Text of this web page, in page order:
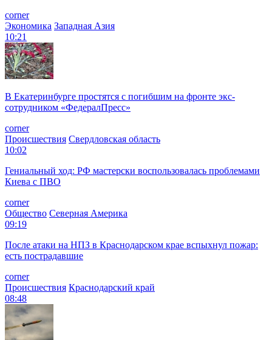
corner
Экономика Западная Азия
10:21
В Екатеринбурге простятся с погибшим на фронте экс-
сотрудником «ФедералПресс»
corner
Происшествия Свердловская область
10:02
Гениальный ход: РФ мастерски воспользовалась проблемами
Киева с ПВО
corner
Общество Северная Америка
09:19
После атаки на НПЗ в Краснодарском крае вспыхнул пожар:
есть пострадавшие
corner
Происшествия Краснодарский край
08:48